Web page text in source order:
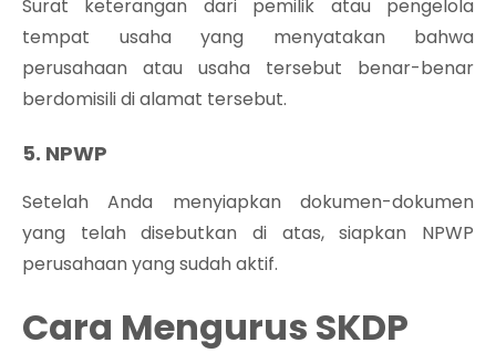
Surat keterangan dari pemilik atau pengelola
tempat usaha yang menyatakan bahwa
perusahaan atau usaha tersebut benar-benar
berdomisili di alamat tersebut.
5. NPWP
Setelah Anda menyiapkan dokumen-dokumen
yang telah disebutkan di atas, siapkan NPWP
perusahaan yang sudah aktif.
Cara Mengurus SKDP